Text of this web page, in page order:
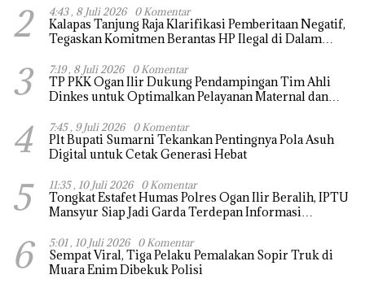
2 4:43 , 8 Juli 2026 0 Komentar
Kalapas Tanjung Raja Klarifikasi Pemberitaan Negatif,
Tegaskan Komitmen Berantas HP Ilegal di Dalam
3 7:19 , 8 Juli 2026 0 Komentar
TP PKK Ogan Ilir Dukung Pendampingan Tim Ahli
Dinkes untuk Optimalkan Pelayanan Maternal dan
4 7:45 , 9 Juli 2026 0 Komentar
Plt Bupati Sumarni Tekankan Pentingnya Pola Asuh
Digital untuk Cetak Generasi Hebat
5 11:35 , 10 Juli 2026 0 Komentar
Tongkat Estafet Humas Polres Ogan Ilir Beralih, IPTU
Mansyur Siap Jadi Garda Terdepan Informasi
6 5:01 , 10 Juli 2026 0 Komentar
Sempat Viral, Tiga Pelaku Pemalakan Sopir Truk di
Muara Enim Dibekuk Polisi